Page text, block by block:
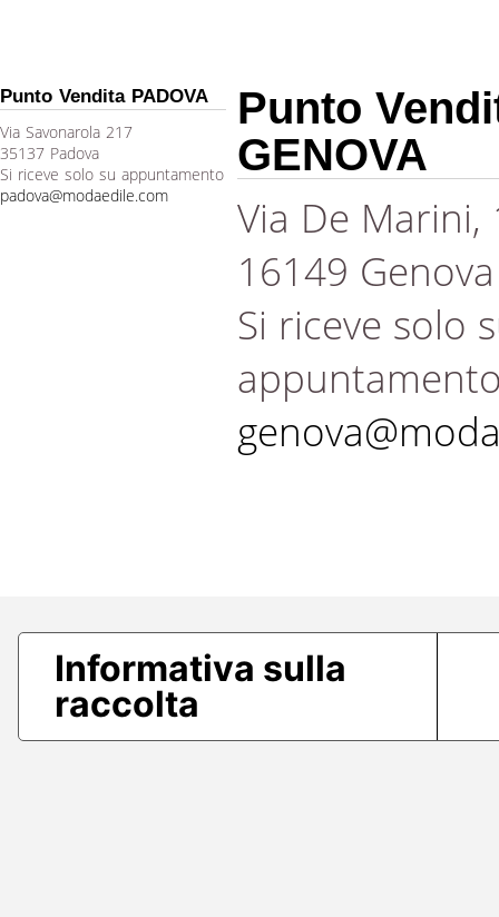
Punto Vendita PADOVA
Via Savonarola 217
35137 Padova
Si riceve solo su appuntamento
padova@modaedile.com
Punto
GENOVA
Via De Marini,
16149 Genova
Si riceve solo
Informativa sulla
raccolta